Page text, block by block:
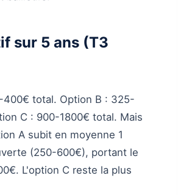
sur 5 ans (T3
400€ total. Option B : 325-
C : 900-1800€ total. Mais
A subit en moyenne 1
(250-600€), portant le
L'option C reste la plus